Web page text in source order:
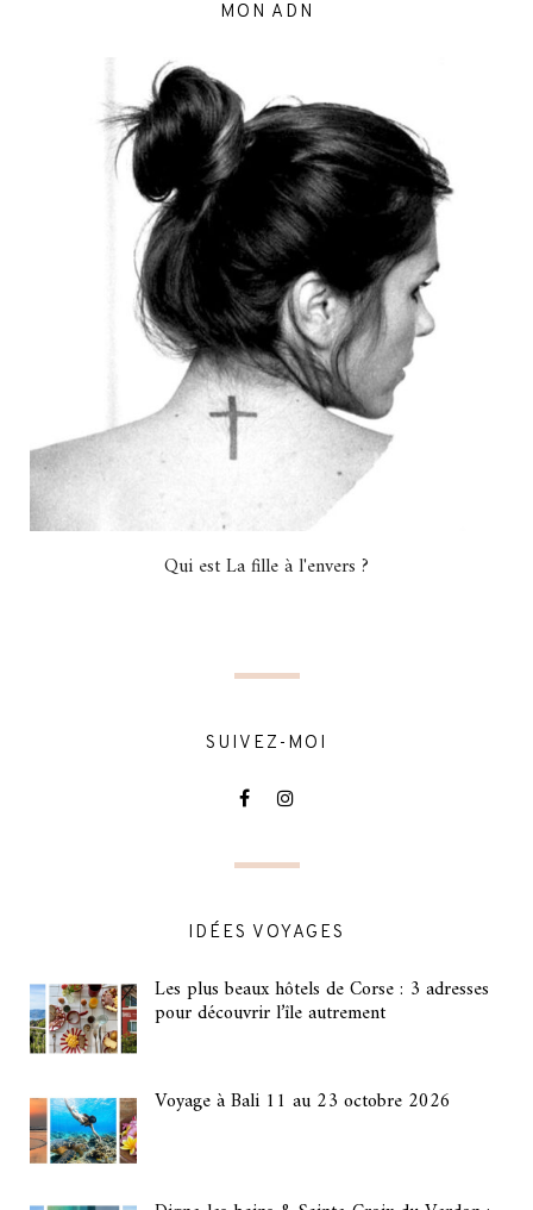
MON ADN
Qui est La fille à l'envers ?
SUIVEZ-MOI
IDÉES VOYAGES
Les plus beaux hôtels de Corse : 3 adresses
pour découvrir l’île autrement
Voyage à Bali 11 au 23 octobre 2026